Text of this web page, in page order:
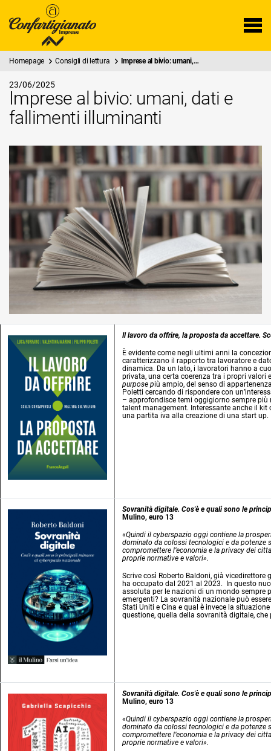
Homepage Consigli di lettura Imprese al bivio: umani,…
23/06/2025
Imprese al bivio: umani, dati e
fallimenti illuminanti
Il lavoro da offrire, la proposta da accettare.
È evidente come negli ultimi anni la
caratterizzano il rapporto tra lavoratore e
dinamica. Da un lato, i lavoratori hanno a
privata, una certa coerenza tra i propri valori
purpose più ampio, del senso di
Poletti cercando di rispondere con
– approfondisce temi oggigiorno sempre più
talent management. Interessante anche il kit
una partita iva alla creazione di una start up.
Sovranità digitale. Cos'è e quali sono le
Mulino, euro 13
«Quindi il cyberspazio oggi contiene la
dominato da colossi tecnologici e da potenze
compromettere l’economia e la privacy dei
proprie normative e valori».
Scrive così Roberto Baldoni, già vicedirettore
ha occupato dal 2021 al 2023. In questo
assoluta per le nazioni di un mondo sempre
emergenti? La sovranità nazionale può
Stati Uniti e Cina e qual è invece la
questione, quella della sovranità digitale,
Sovranità digitale. Cos'è e quali sono le
Mulino, euro 13
«Quindi il cyberspazio oggi contiene la
dominato da colossi tecnologici e da potenze
compromettere l’economia e la privacy dei
proprie normative e valori».